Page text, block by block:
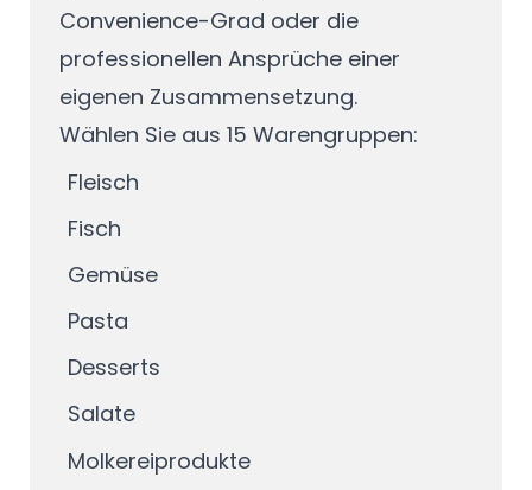
Convenience-Grad oder die
professionellen Ansprüche einer
eigenen Zusammensetzung.
Wählen Sie aus 15 Warengruppen:
Fleisch
Fisch
Gemüse
Pasta
Desserts
Salate
Molkereiprodukte